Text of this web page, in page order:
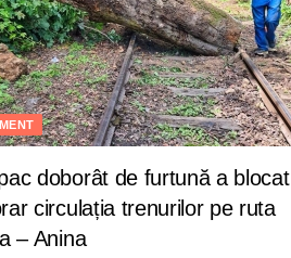
doborât de furtună a blocat
circulația trenurilor pe ruta
– Anina